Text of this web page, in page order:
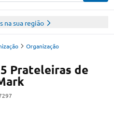
na sua região
Organização
Prateleiras de